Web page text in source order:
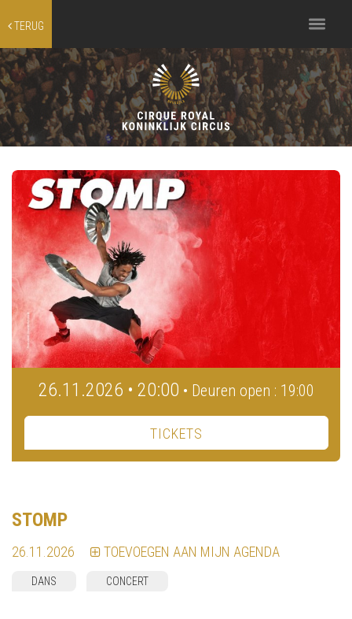
TERUG
Toggle
navigation
26.11.2026 • 20:00 • Deuren open : 19:00
TICKETS
STOMP
26.11.2026 TOEVOEGEN AAN MIJN AGENDA
DANS CONCERT